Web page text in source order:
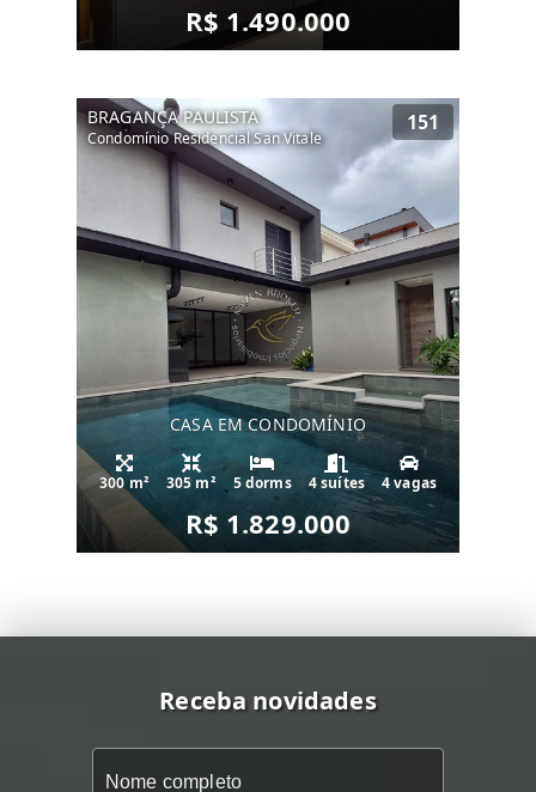
R$ 1.490.000
BRAGANÇA PAULISTA
Condomínio Residencial San Vitale
151
CASA EM CONDOMÍNIO
300 m² 305 m² 5 dorms 4 suítes 4 vagas
R$ 1.829.000
Receba novidades